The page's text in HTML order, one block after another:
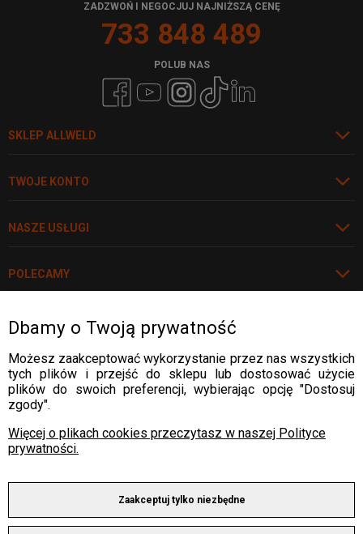
SKLEP ALLWELD
TWOJE KONTO
NASZE USŁUGI
POLECAMY
ZADZWOŃ I NEGOCJUJ NAJNIŻSZĄ CENĘ
733 848 489
POLUB NAS
WARTO WIEDZIEĆ
WARTO WIEDZIEĆ
WARTO WIEDZIEĆ
Rozwiń
DOSTAWA:
Dbamy o Twoją prywatność
Możesz zaakceptować wykorzystanie przez nas wszystkich
tych plików i przejść do sklepu lub dostosować użycie
plików do swoich preferencji, wybierając opcję "Dostosuj
zgody".
Więcej o plikach cookies przeczytasz w naszej Polityce
prywatności.
Zaakceptuj tylko niezbędne